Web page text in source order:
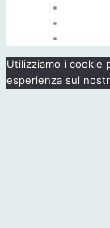
Utilizziamo i cookie
esperienza sul